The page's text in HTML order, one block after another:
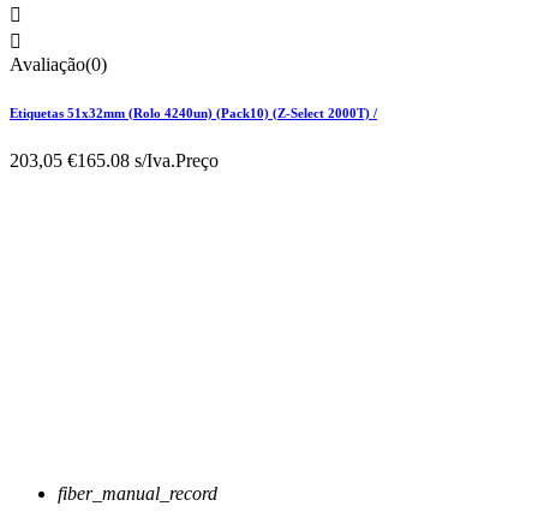


Avaliação(0)
Etiquetas 51x32mm (Rolo 4240un) (Pack10) (Z-Select 2000T) /
203,05 €165.08 s/Iva.Preço
fiber_manual_record